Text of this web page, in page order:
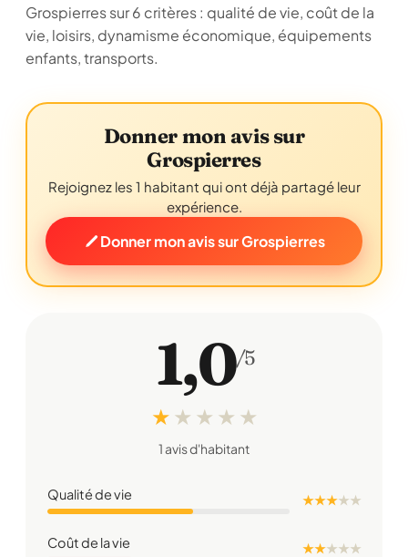
Grospierres sur 6 critères : qualité de vie, coût de la
vie, loisirs, dynamisme économique, équipements
enfants, transports.
Donner mon avis sur
Grospierres
Rejoignez les 1 habitant qui ont déjà partagé leur
expérience.
Donner mon avis sur Grospierres
1,0/5
★ ★ ★ ★ ★
1 avis d'habitant
Qualité de vie ★ ★ ★★★
Coût de la vie ★ ★★★★